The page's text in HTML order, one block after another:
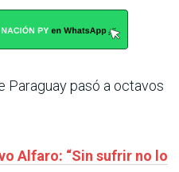
Paraguay pasó a octavos
Alfaro: “Sin sufrir no lo